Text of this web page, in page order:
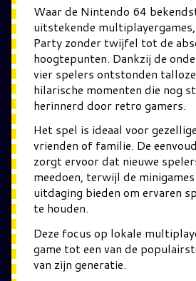
Waar de Nintendo 64
uitstekende
Party zonder twijfel tot de
hoogtepunten. Dankzij de
vier spelers ontstonden
hilarische momenten die nog
herinnerd door retro gamers.
Het spel is ideaal voor
vrienden of familie. De
zorgt ervoor dat nieuwe
meedoen, terwijl de
uitdaging bieden om ervaren
te houden.
Deze focus op lokale
game tot een van de
van zijn generatie.